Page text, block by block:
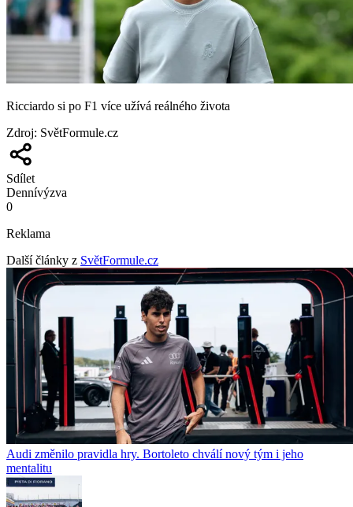
Ricciardo si po F1 více užívá reálného života
Zdroj: SvětFormule.cz
Sdílet
Dennívýzva
0
Reklama
Další články z SvětFormule.cz
Audi změnilo pravidla hry. Bortoleto chválí nový tým i jeho
mentalitu